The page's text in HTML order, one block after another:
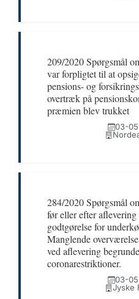
209/2020 Spørgsmål
var forpligtet til at
pensions- og
overtræk på
præmien blev trukket
03-
284/2020 Spørgsmål
før eller efter
godtgørelse for
Manglende
ved aflevering
coronarestriktioner.
03-
Jyske